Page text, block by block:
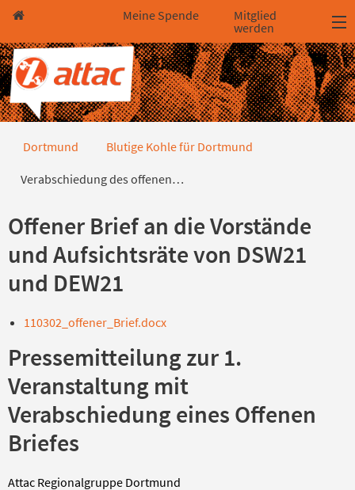
Direkt zum Hauptinhalt springen
Direkt zur Haupt-Navigation springen
Direkt zur Service-Navigation springen
Direkt zur Footer-Navigation springen
Direkt zum Footerinhalt springen
Meine Spende
Mitglied
werden
Verabschiedung des offenen
Dortmund Blutige Kohle für Dortmund
Verabschiedung des offenen…
Offener Brief an die Vorstände
und Aufsichtsräte von DSW21
und DEW21
110302_offener_Brief.docx
Pressemitteilung zur 1.
Veranstaltung mit
Verabschiedung eines Offenen
Briefes
Attac Regionalgruppe Dortmund